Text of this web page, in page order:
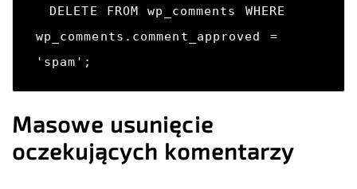
DELETE FROM wp_comments WHERE
wp_comments.comment_approved =
'spam';
Masowe usunięcie
oczekujących komentarzy